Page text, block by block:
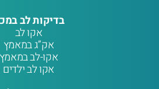
בדיקות לב
אקו לב
אק”ג במאמץ
אקו-לב במאמץ
אקו לב ילדים